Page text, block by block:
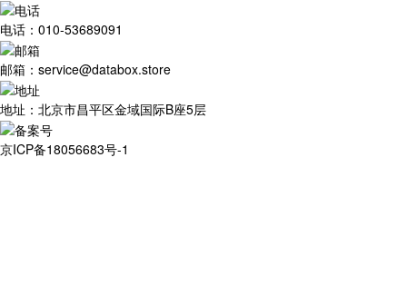
电话：010-53689091
邮箱：service@databox.store
地址：北京市昌平区金域国际B座5层
京ICP备18056683号-1